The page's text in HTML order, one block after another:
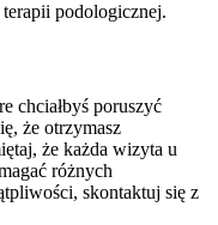
podologicznej.
chciałbyś poruszyć
że otrzymasz
że każda wizyta u
różnych
skontaktuj się z